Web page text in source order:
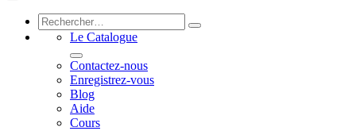
Le Catalogue
Contactez-nous
Enregistrez-vous
Blog
Aide
Cours